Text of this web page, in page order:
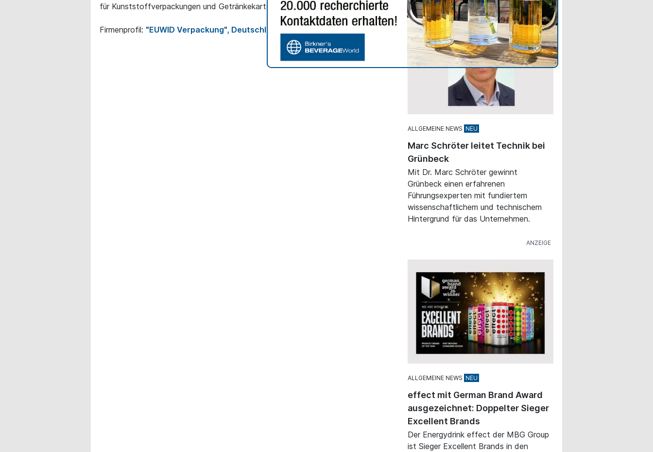
für Kunststoffverpackungen und Getränkekartons auf.
Firmenprofil: "EUWID Verpackung", Deutschland, Gernsbach
ALLGEMEINE NEWS
Marc Schröter leitet Technik bei
Grünbeck
Mit Dr. Marc Schröter gewinnt
Grünbeck einen erfahrenen
Führungsexperten mit fundiertem
wissenschaftlichem und technischem
Hintergrund für das Unternehmen.
ALLGEMEINE NEWS
effect mit German Brand Award
ausgezeichnet: Doppelter Sieger
Excellent Brands
Der Energydrink effect der MBG Group
ist Sieger Excellent Brands in den